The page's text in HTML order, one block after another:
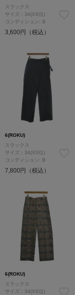
スラックス
サイズ：34(XS位)
コンディション: B
3,600円（税込）
6(ROKU)
スラックス
サイズ：34(XS位)
コンディション: B
7,800円（税込）
6(ROKU)
スラックス
サイズ：34(XS位)